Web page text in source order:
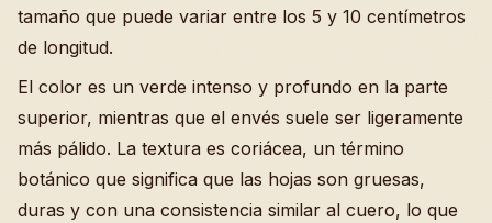
tamaño que puede variar entre los 5 y 10 centímetros
de longitud.
El color es un verde intenso y profundo en la parte
superior, mientras que el envés suele ser ligeramente
más pálido. La textura es coriácea, un término
botánico que significa que las hojas son gruesas,
duras y con una consistencia similar al cuero, lo que